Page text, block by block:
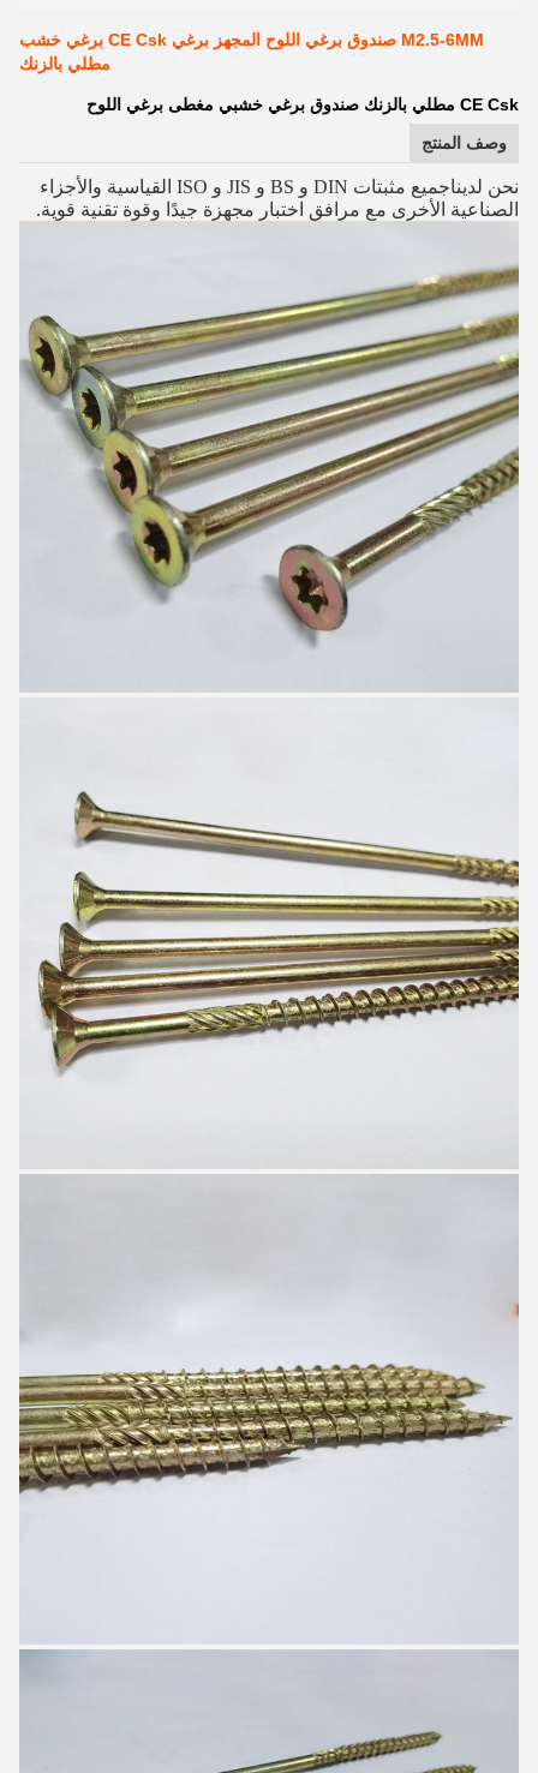
M2.5-6MM صندوق برغي اللوح المجهز برغي CE Csk برغي خشب
مطلي بالزنك
CE Csk مطلي بالزنك صندوق برغي خشبي مغطى برغي اللوح
وصف المنتج
نحن لدينا
جميع مثبتات DIN و BS و JIS و ISO القياسية والأجزاء
الصناعية الأخرى مع مرافق اختبار مجهزة جيدًا وقوة تقنية قوية.